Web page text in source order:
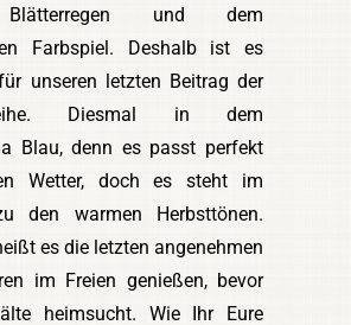
und dem
Farbspiel. Deshalb ist es
unseren letzten Beitrag der
Reihe. Diesmal in dem
Blau, denn es passt perfekt
Wetter, doch es steht im
den warmen Herbsttönen.
es die letzten angenehmen
im Freien genießen, bevor
heimsucht. Wie Ihr Eure